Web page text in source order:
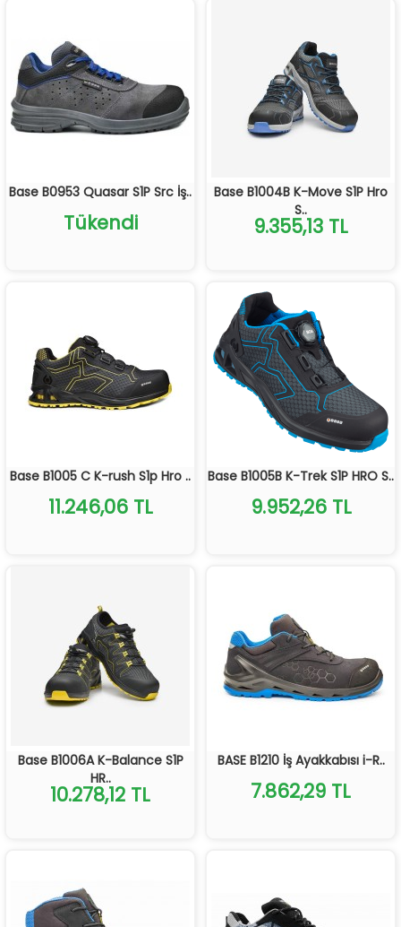
Base B0953 Quasar S1P Src İş..
Tükendi
Base B1004B K-Move S1P Hro
S..
9.355,13 TL
Base B1005 C K-rush S1p Hro ..
11.246,06 TL
Base B1005B K-Trek S1P HRO S..
9.952,26 TL
Base B1006A K-Balance S1P
HR..
10.278,12 TL
BASE B1210 İş Ayakkabısı i-R..
7.862,29 TL